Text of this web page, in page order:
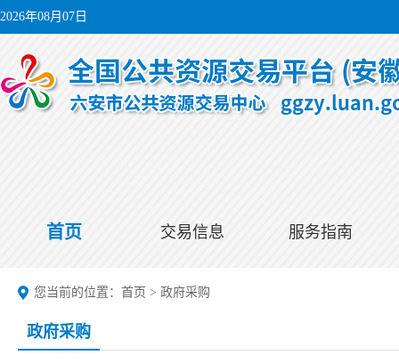
2026年08月07日
首页 交易信息 服务指南
您当前的位置： 首页 > 政府采购
政府采购